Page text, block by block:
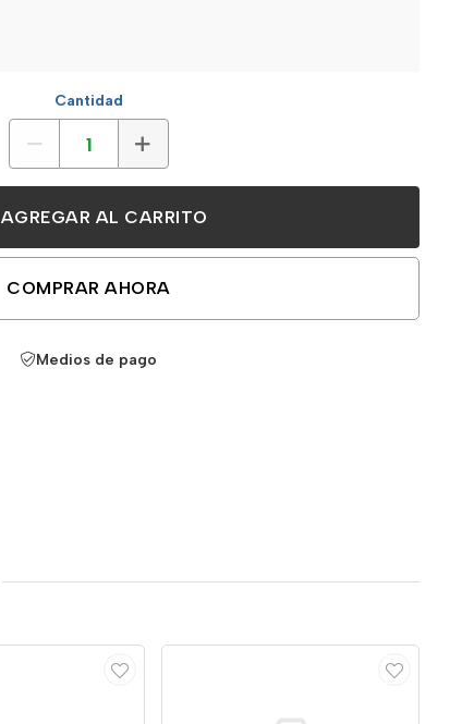
Cantidad
AGREGAR AL CARRITO
COMPRAR AHORA
Medios de pago